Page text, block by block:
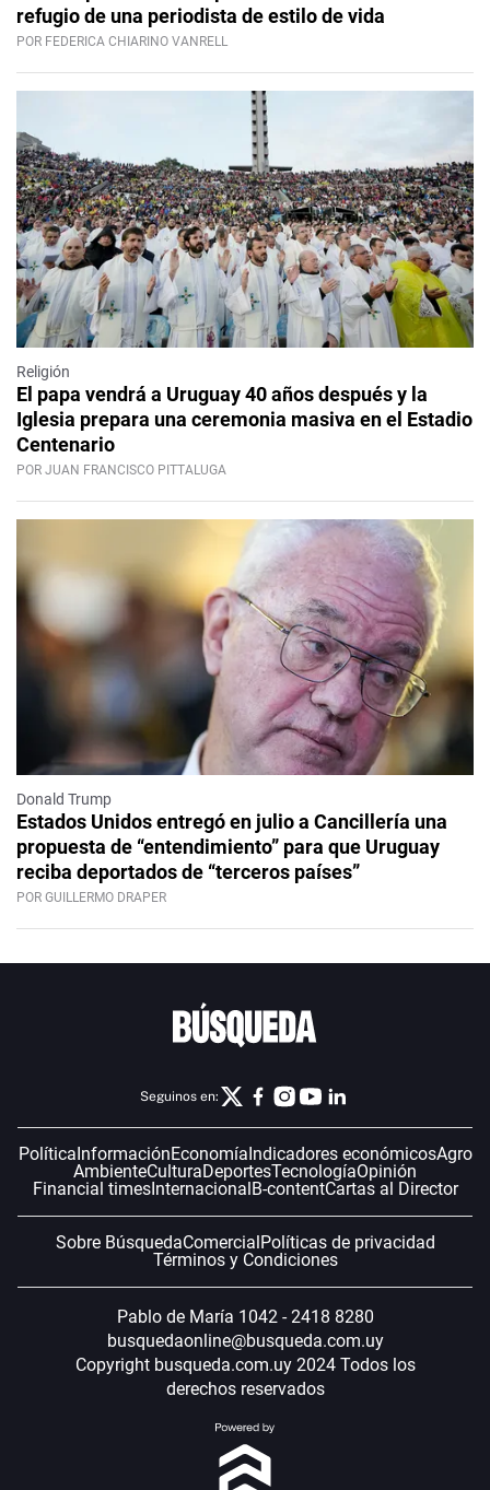
refugio de una periodista de estilo de vida
POR FEDERICA CHIARINO VANRELL
Religión
El papa vendrá a Uruguay 40 años después y la
Iglesia prepara una ceremonia masiva en el Estadio
Centenario
POR JUAN FRANCISCO PITTALUGA
Donald Trump
Estados Unidos entregó en julio a Cancillería una
propuesta de “entendimiento” para que Uruguay
reciba deportados de “terceros países”
POR GUILLERMO DRAPER
Seguinos en:
Política InformaciónEconomía Indicadores económicosAgro
AmbienteCulturaDeportesTecnologíaOpinión
Financial timesInternacional B-contentCartas al Director
Sobre BúsquedaComercial Políticas de privacidad
Términos y Condiciones
Pablo de María 1042 - 2418 8280
busquedaonline@busqueda.com.uy
Copyright busqueda.com.uy 2024 Todos los
derechos reservados